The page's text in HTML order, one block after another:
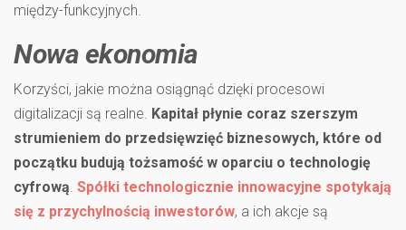
między-funkcyjnych.
Nowa ekonomia
Korzyści, jakie można osiągnąć dzięki procesowi
digitalizacji są realne. Kapitał płynie coraz szerszym
strumieniem do przedsięwzięć biznesowych, które od
początku budują tożsamość w oparciu o technologię
cyfrową Spółki technologicznie innowacyjne spotykają
się z przychylnością inwestorów, a ich akcje są